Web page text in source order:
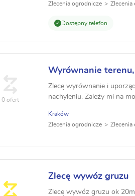
Zlecenia ogrodnicze
Zlecenia
Dostępny telefon
Wyrównanie
Zlecę wyrównanie i
nachyleniu. Zależy mi na
Kraków
Zlecenia ogrodnicze
Zlecenia
0 ofert
Zlecę wywóz gruzu
Zlecę wywóz gruzu ok